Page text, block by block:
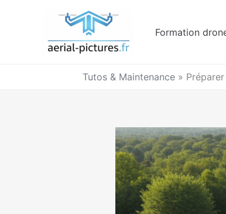
Formation
Tutos & Maintenance »